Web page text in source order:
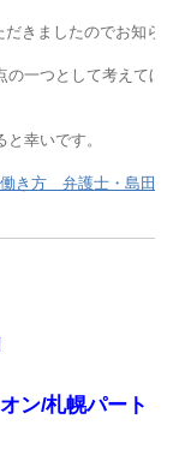
きましたのでお知ら
一つとして考えてほ
幸いです。
き方　弁護士・島田
ン/札幌パート